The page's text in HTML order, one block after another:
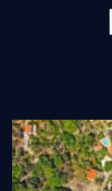
Otoci
Turizam i